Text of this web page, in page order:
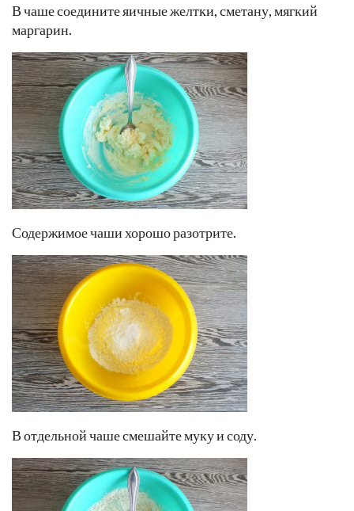
В чаше соедините яичные желтки, сметану, мягкий
маргарин.
Содержимое чаши хорошо разотрите.
В отдельной чаше смешайте муку и соду.